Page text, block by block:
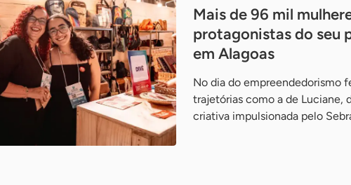
Mais de 96 mil
protagonistas do seu
em Alagoas
No dia do empreendedorismo
trajetórias como a de Luciane,
criativa impulsionada pelo